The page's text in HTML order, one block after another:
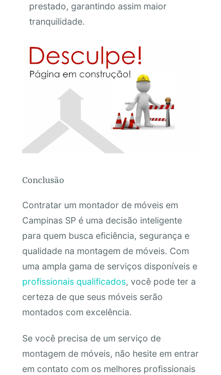
prestado, garantindo assim maior
tranquilidade.
Conclusão
Contratar um montador de móveis em
Campinas SP é uma decisão inteligente
para quem busca eficiência, segurança e
qualidade na montagem de móveis. Com
uma ampla gama de serviços disponíveis e
profissionais qualificados, você pode ter a
certeza de que seus móveis serão
montados com excelência.
Se você precisa de um serviço de
montagem de móveis, não hesite em entrar
em contato com os melhores profissionais